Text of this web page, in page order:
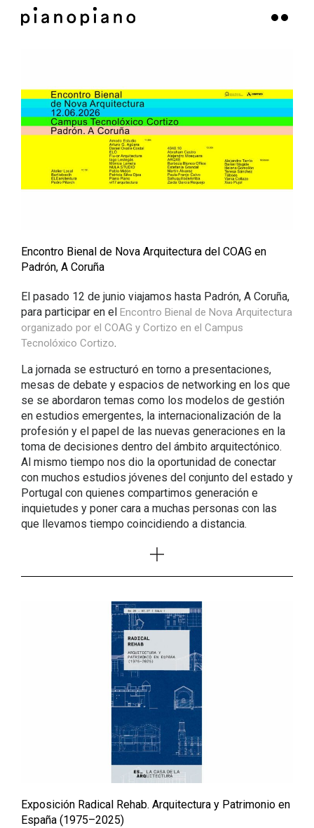
Encontro Bienal de Nova Arquitectura del COAG en
Padrón, A Coruña
El pasado 12 de junio viajamos hasta Padrón, A Coruña,
para participar en el Encontro Bienal de Nova Arquitectura
organizado por el COAG y Cortizo en el Campus
Tecnolóxico Cortizo.
La jornada se estructuró en torno a presentaciones,
mesas de debate y espacios de networking en los que
se se abordaron temas como los modelos de gestión
en estudios emergentes, la internacionalización de la
profesión y el papel de las nuevas generaciones en la
toma de decisiones dentro del ámbito arquitectónico.
Al mismo tiempo nos dio la oportunidad de conectar
con muchos estudios jóvenes del conjunto del estado y
Portugal con quienes compartimos generación e
inquietudes y poner cara a muchas personas con las
que llevamos tiempo coincidiendo a distancia.
Exposición Radical Rehab. Arquitectura y Patrimonio en
España (1975–2025)